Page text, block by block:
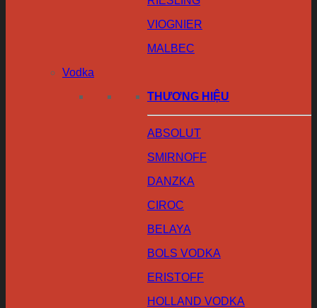
VIOGNIER
MALBEC
Vodka
THƯƠNG HIỆU
ABSOLUT
SMIRNOFF
DANZKA
CIROC
BELAYA
BOLS VODKA
ERISTOFF
HOLLAND VODKA